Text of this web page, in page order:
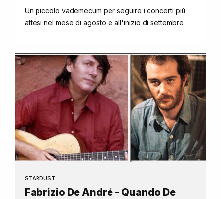
Un piccolo vademecum per seguire i concerti più
attesi nel mese di agosto e all'inizio di settembre
STARDUST
Fabrizio De André - Quando De